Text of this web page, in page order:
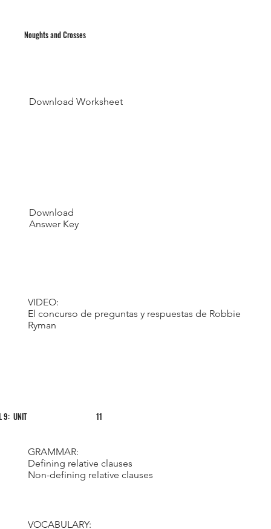
9: UNIT 11
Download Worksheet
Download
Answer Key
Noughts and Crosses
VIDEO:
El concurso de preguntas y respuestas de Robbie
Ryman
VOCABULARY:
GRAMMAR:
Defining relative clauses
Non-defining relative clauses